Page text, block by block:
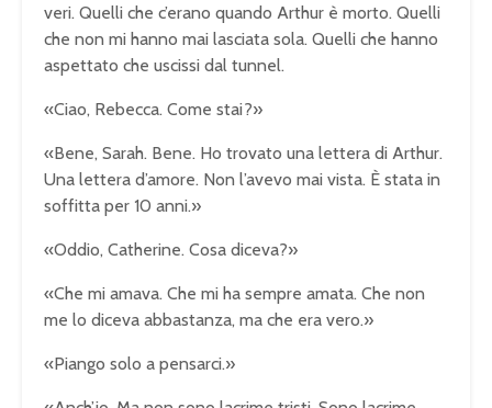
veri. Quelli che c’erano quando Arthur è morto. Quelli
che non mi hanno mai lasciata sola. Quelli che hanno
aspettato che uscissi dal tunnel.
«Ciao, Rebecca. Come stai?»
«Bene, Sarah. Bene. Ho trovato una lettera di Arthur.
Una lettera d’amore. Non l’avevo mai vista. È stata in
soffitta per 10 anni.»
«Oddio, Catherine. Cosa diceva?»
«Che mi amava. Che mi ha sempre amata. Che non
me lo diceva abbastanza, ma che era vero.»
«Piango solo a pensarci.»